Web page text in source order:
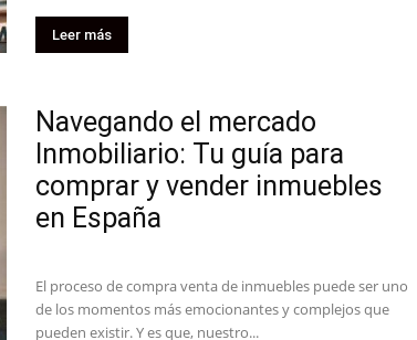
Leer más
Navegando el mercado
Inmobiliario: Tu guía para
comprar y vender inmuebles
en España
El proceso de compra venta de inmuebles puede ser uno
de los momentos más emocionantes y complejos que
pueden existir. Y es que, nuestro...